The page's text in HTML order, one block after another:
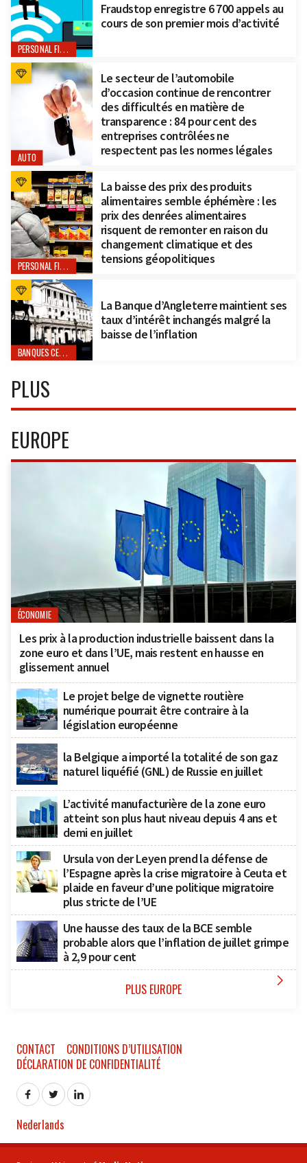
PERSONAL FINANCE
Fraudstop enregistre 6 700 appels au
cours de son premier mois d’activité
AUTO
Le secteur de l’automobile
d’occasion continue de rencontrer
des difficultés en matière de
transparence : 84 pour cent des
entreprises contrôlées ne
respectent pas les normes légales
PERSONAL FINANCE
La baisse des prix des produits
alimentaires semble éphémère : les
prix des denrées alimentaires
risquent de remonter en raison du
changement climatique et des
tensions géopolitiques
BANQUES CENTRALES
La Banque d’Angleterre maintient ses
taux d’intérêt inchangés malgré la
baisse de l’inflation
PLUS
EUROPE
ÉCONOMIE
Les prix à la production industrielle baissent dans la
zone euro et dans l’UE, mais restent en hausse en
glissement annuel
Le projet belge de vignette routière
numérique pourrait être contraire à la
législation européenne
la Belgique a importé la totalité de son gaz
naturel liquéfié (GNL) de Russie en juillet
L’activité manufacturière de la zone euro
atteint son plus haut niveau depuis 4 ans et
demi en juillet
Ursula von der Leyen prend la défense de
l’Espagne après la crise migratoire à Ceuta et
plaide en faveur d’une politique migratoire
plus stricte de l’UE
Une hausse des taux de la BCE semble
probable alors que l’inflation de juillet grimpe
à 2,9 pour cent
PLUS EUROPE 
CONTACT
CONDITIONS D’UTILISATION
DÉCLARATION DE CONFIDENTIALITÉ
Nederlands